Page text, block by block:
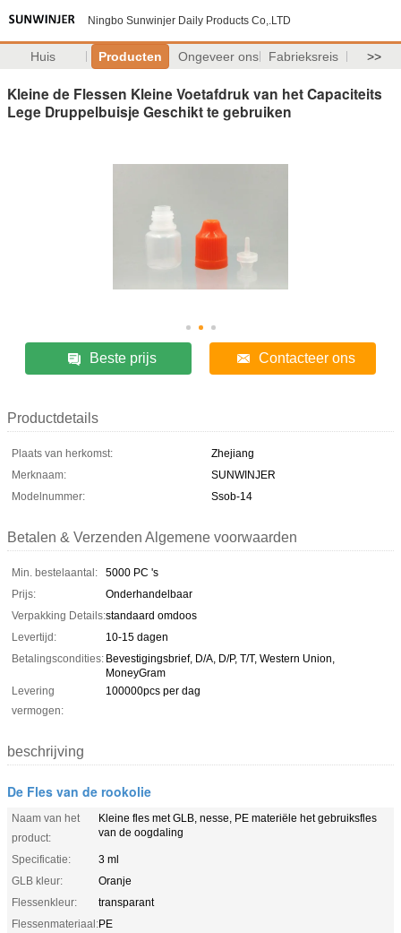
Ningbo Sunwinjer Daily Products Co,.LTD
Huis Producten Ongeveer ons Fabrieksreis >>
Kleine de Flessen Kleine Voetafdruk van het Capaciteits
Lege Druppelbuisje Geschikt te gebruiken
Beste prijs Contacteer ons
Productdetails
Plaats van herkomst:
Zhejiang
Merknaam:
SUNWINJER
Modelnummer:
Ssob-14
Betalen & Verzenden Algemene voorwaarden
Min. bestelaantal:
5000 PC 's
Prijs:
Onderhandelbaar
Verpakking Details:standaard omdoos
Levertijd:
10-15 dagen
Betalingscondities: Bevestigingsbrief, D/A, D/P, T/T, Western Union,
MoneyGram
Levering
vermogen:
100000pcs per dag
beschrijving
De Fles van de rookolie
Naam van het
product:
Kleine fles met GLB, nesse, PE materiële het gebruiksfles
van de oogdaling
Specificatie:
3 ml
GLB kleur:
Oranje
Flessenkleur:
transparant
Flessenmateriaal:PE